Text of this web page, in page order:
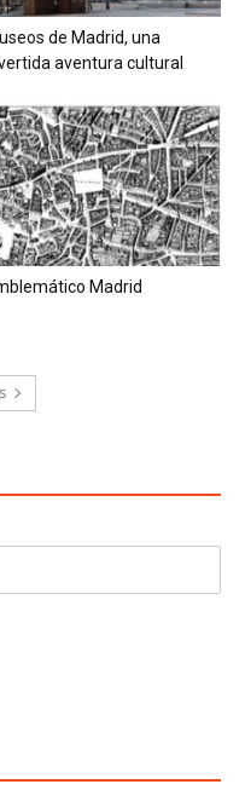
de Madrid, una
aventura cultural
Madrid